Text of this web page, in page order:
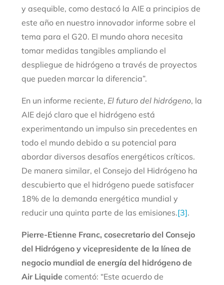
y asequible, como destacó la AIE a principios de
este año en nuestro innovador informe sobre el
tema para el G20. El mundo ahora necesita
tomar medidas tangibles ampliando el
despliegue de hidrógeno a través de proyectos
que pueden marcar la diferencia”.
En un informe reciente, El futuro del hidrógeno, la
AIE dejó claro que el hidrógeno está
experimentando un impulso sin precedentes en
todo el mundo debido a su potencial para
abordar diversos desafíos energéticos críticos.
De manera similar, el Consejo del Hidrógeno ha
descubierto que el hidrógeno puede satisfacer
18% de la demanda energética mundial y
reducir una quinta parte de las emisiones.[3].
Pierre-Etienne Franc, cosecretario del Consejo
del Hidrógeno y vicepresidente de la línea de
negocio mundial de energía del hidrógeno de
Air Liquide comentó: “Este acuerdo de